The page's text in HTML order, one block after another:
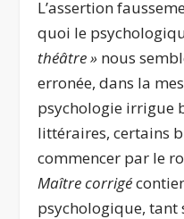
L’assertion
quoi le
théâtre » nous
erronée, dans la
psychologie irrigue
littéraires, certains
commencer par le
Maître corrigé
psychologique, tant